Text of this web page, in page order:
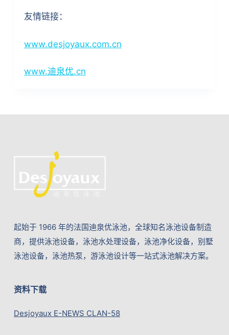
友情链接：
www.desjoyaux.com.cn
www.迪泉优.cn
起始于 1966 年的法国迪泉优泳池，全球知名泳池设备制造
商，提供泳池设备，泳池水处理设备，泳池净化设备，别墅
泳池设备，泳池热泵，游泳池设计等一站式泳池解决方案。
资料下载
Desjoyaux E-NEWS CLAN-58